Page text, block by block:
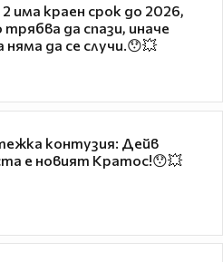
има краен срок до 2026,
да спази, иначе
няма да се случи.😯💥
контузия: Дейв
е новият Кратос!😯💥